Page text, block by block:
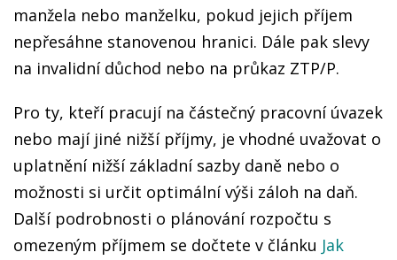
manžela nebo manželku, pokud jejich příjem
nepřesáhne stanovenou hranici. Dále pak slevy
na invalidní důchod nebo na průkaz ZTP/P.
Pro ty, kteří pracují na částečný pracovní úvazek
nebo mají jiné nižší příjmy, je vhodné uvažovat o
uplatnění nižší základní sazby daně nebo o
možnosti si určit optimální výši záloh na daň.
Další podrobnosti o plánování rozpočtu s
omezeným příjmem se dočtete v článku Jak